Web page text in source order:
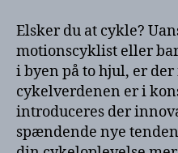
Elsker du at cykle?
motionscyklist eller
i byen på to hjul, er
cykelverdenen er i
introduceres der
spændende nye